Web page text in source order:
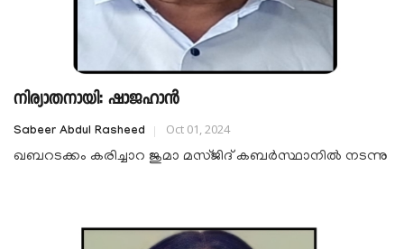
നിര്യാതനായി: ഷാജഹാൻ
Sabeer Abdul Rasheed
Oct 01, 2024
ഖബറടക്കം കരിച്ചാറ ജുമാ മസ്ജിദ് കബർസ്ഥാനിൽ നടന്നു